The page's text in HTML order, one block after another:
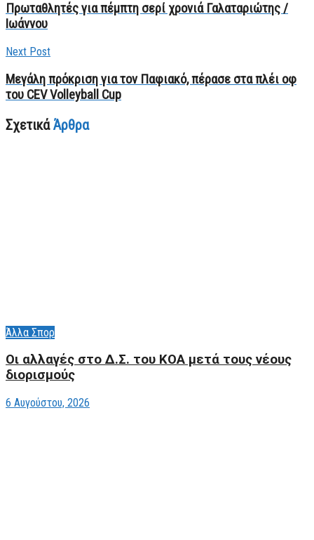
Πρωταθλητές για πέμπτη σερί χρονιά Γαλαταριώτης /
Ιωάννου
Next Post
Μεγάλη πρόκριση για τον Παφιακό, πέρασε στα πλέι οφ
του CEV Volleyball Cup
ΣχετικάΆρθρα
Άλλα Σπορ
Οι αλλαγές στο Δ.Σ. του ΚΟΑ μετά τους νέους
διορισμούς
6 Αυγούστου, 2026